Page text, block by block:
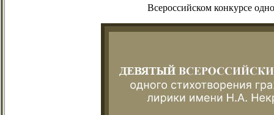
Всероссийском конкурсе